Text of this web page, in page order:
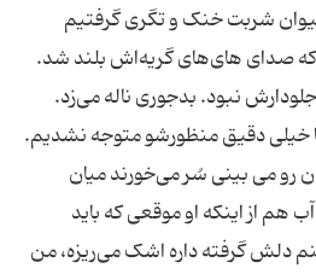
شربت خنک و تگری گرفتیم
صدای های‌های گریه‌اش بلند شد.
نبود. بدجوری ناله می‌زد.
خیلی دقیق منظورشو متوجه نشدیم.
رو می بینی سُر می‌خورند میان
هم از اینکه او موقعی که باید
دلش گرفته داره اشک می‌‌ریزه، من